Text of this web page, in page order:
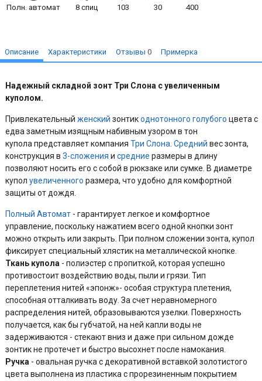
Полн. автомат 8 спиц 103 30 400
Описание
Надежный складной зонт Три Слона с увеличенным
куполом.
Привлекательныйженский зонтикоднотонного голубого цвета с
едва заметным изящным набивным узором в тон
купола представляет компанияТри Слона .Средний вес зонта,
конструкция в3-сложения исредние размеры в длину
позволяют носить его с собой в рюкзаке или сумке. В диаметре
куполувеличенного размера, что удобно для комфортной
защиты от дождя.
Полный Автомат - гарантирует легкое и комфортное
управление, поскольку нажатием всего одной кнопки зонт
можно открыть или закрыть. При полном сложении зонта, купол
фиксирует специальный хлястик на металлической кнопке.
Ткань купола - полиэстер с пропиткой, которая успешно
противостоит воздействию воды, пыли и грязи. Тип
переплетения нитей «эпонж»- особая структура плетения,
способная отталкивать воду. За счет неравномерного
распределения нитей, образовываются узелки. Поверхность
получается, как бы губчатой, на ней капли воды не
задерживаются - стекают вниз и даже при сильном дожде
зонтик не протечет и быстро высохнет после намокания.
Ручка - овальная ручка с декоративной вставкой золотистого
цвета выполнена из пластика с прорезиненным покрытием
Характеристики Отзывы0 Примерка